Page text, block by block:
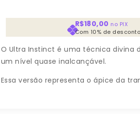
R$180,00 no PIX
Com 10% de desconto
O Ultra Instinct é uma técnica divina
um nível quase inalcançável.
Essa versão representa o ápice da